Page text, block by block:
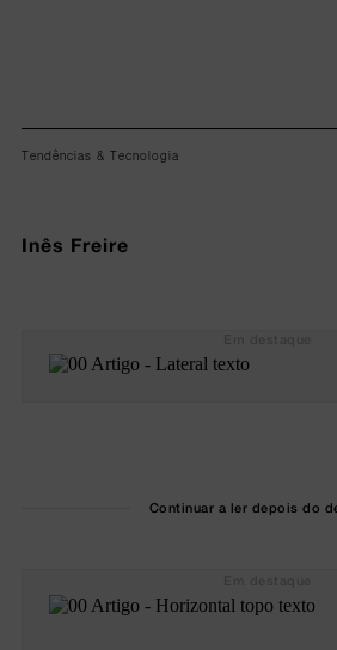
Tendências & Tecnologia
Inês Freire
Continuar a ler depois do